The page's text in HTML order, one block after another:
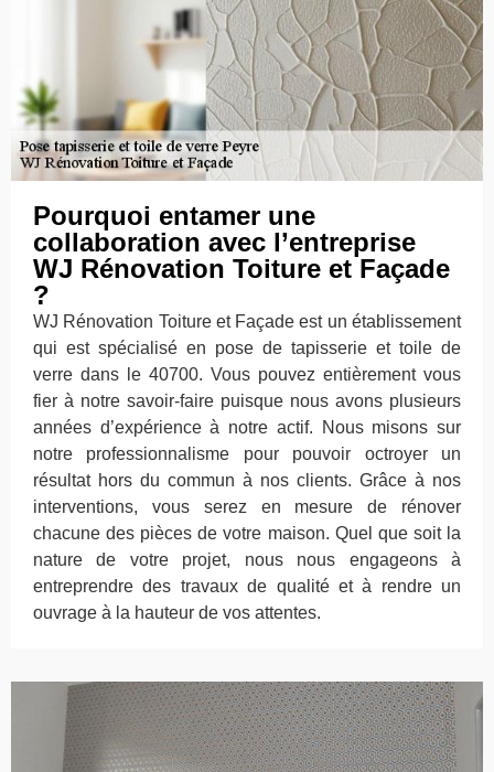
Pourquoi entamer une
collaboration avec l’entreprise
WJ Rénovation Toiture et Façade
?
WJ Rénovation Toiture et Façade est un établissement
qui est spécialisé en pose de tapisserie et toile de
verre dans le 40700. Vous pouvez entièrement vous
fier à notre savoir-faire puisque nous avons plusieurs
années d’expérience à notre actif. Nous misons sur
notre professionnalisme pour pouvoir octroyer un
résultat hors du commun à nos clients. Grâce à nos
interventions, vous serez en mesure de rénover
chacune des pièces de votre maison. Quel que soit la
nature de votre projet, nous nous engageons à
entreprendre des travaux de qualité et à rendre un
ouvrage à la hauteur de vos attentes.